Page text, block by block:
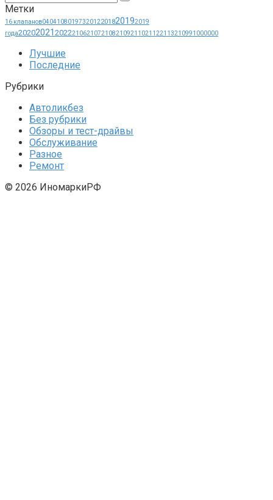
Метки
16 клапанов0404108019732012201820192019
года20202021 20222106210721082109211021122113210991000000
Лучшие
Последние
Рубрики
Автоликбез
Без рубрики
Обзоры и тест-драйвы
Обслуживание
Разное
Ремонт
© 2026 ИномаркиРФ